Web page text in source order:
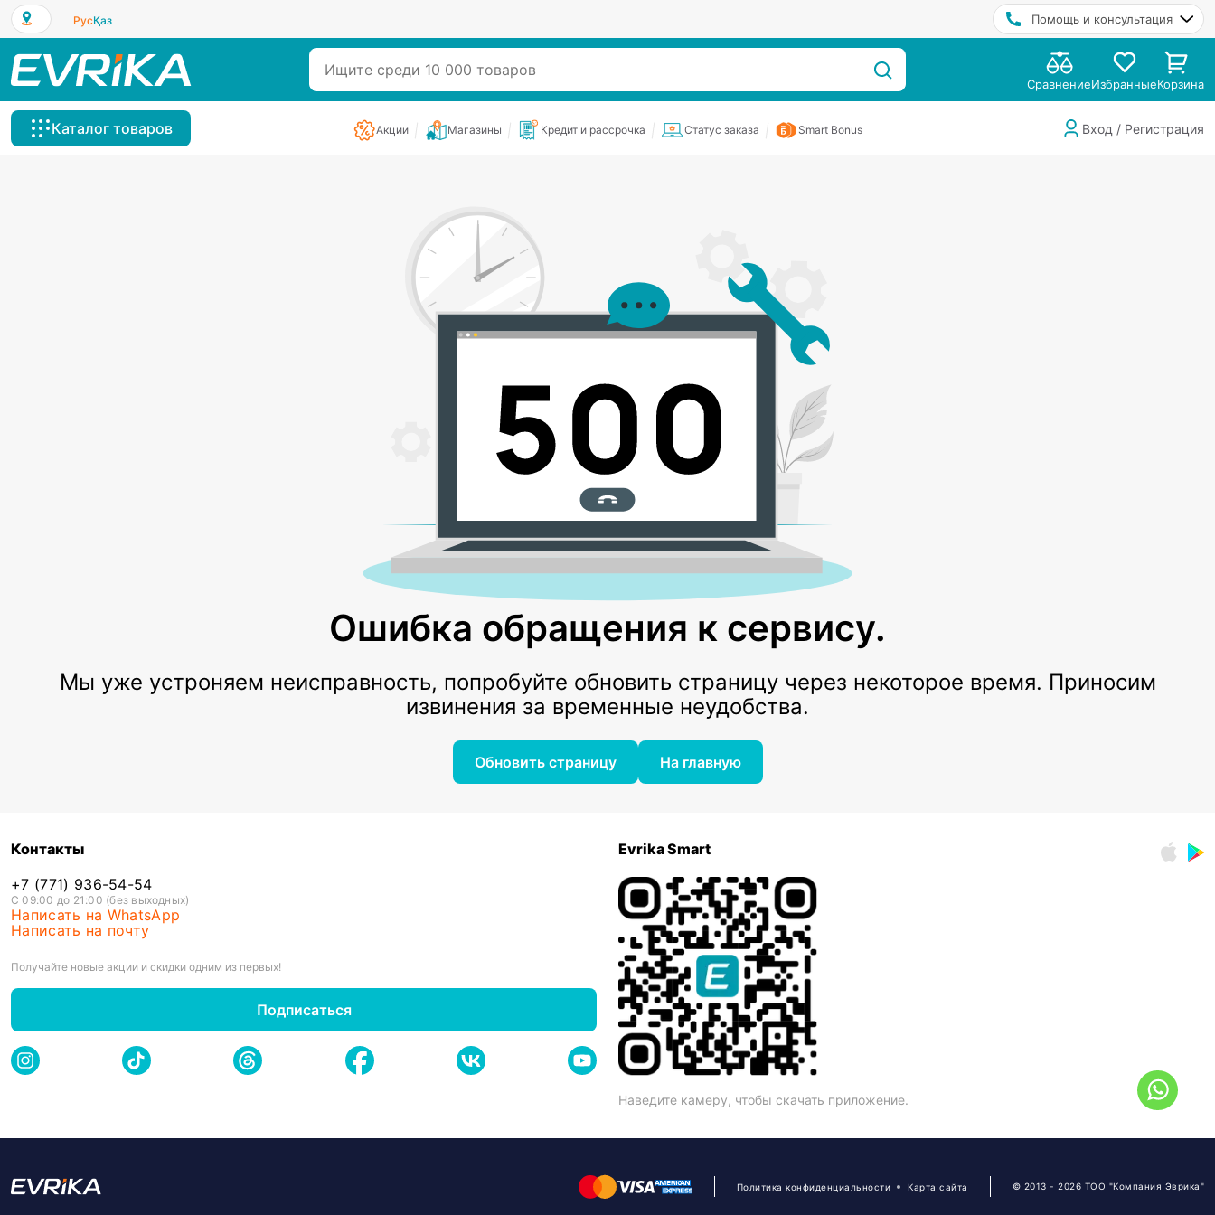
РусҚаз Помощь и консультация
СравнениеИзбранныеКорзина
Каталог товаров Акции Магазины Кредит и рассрочка Статус заказа Smart Bonus Вход / Регистрация
Ошибка обращения к сервису.
Мы уже устроняем неисправность, попробуйте обновить страницу через некоторое время. Приносим
извинения за временные неудобства.
Обновить страницу На главную
Контакты
+7 (771) 936-54-54
С 09:00 до 21:00 (без выходных)
Написать на WhatsApp
Написать на почту
Получайте новые акции и скидки одним из первых!
Подписаться
Evrika Smart
Наведите камеру, чтобы скачать приложение.
Политика конфиденциальности Карта сайта © 2013 - 2026 ТОО "Компания Эврика"